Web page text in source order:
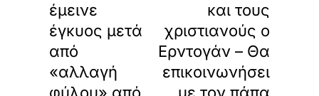
έμεινε
έγκυος μετά
από
«αλλαγή
και τους
χριστιανούς ο
Ερντογάν – Θα
επικοινωνήσει